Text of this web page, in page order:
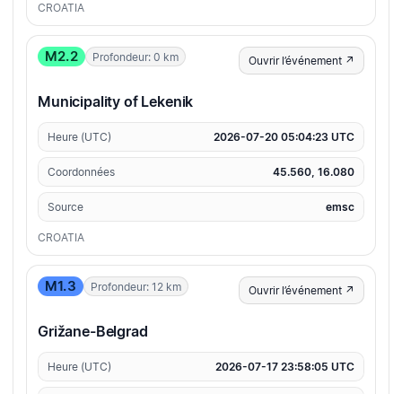
CROATIA
M2.2 Profondeur: 0 km Ouvrir l’événement ↗
Municipality of Lekenik
Heure (UTC) 2026-07-20 05:04:23 UTC
Coordonnées 45.560, 16.080
Source emsc
CROATIA
M1.3 Profondeur: 12 km Ouvrir l’événement ↗
Grižane-Belgrad
Heure (UTC) 2026-07-17 23:58:05 UTC